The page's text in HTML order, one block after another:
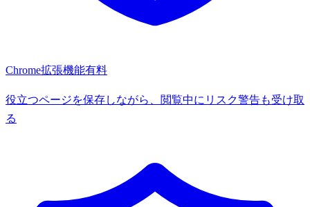
Chrome拡張機能有料
役立つページを保存しながら、閲覧中にリスク警告も受け取
る